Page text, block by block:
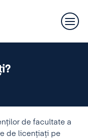
de facultate a
de licențiați pe